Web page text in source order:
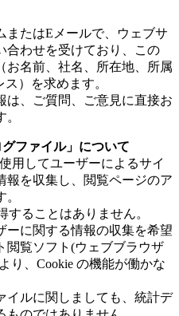
またはEメールで、ウェブサ
合わせを受けており、この
お名前、社名、所在地、所属
）を求めます。
は、ご質問、ご意見に直接お
グファイル」について
用してユーザーによるサイ
報を収集し、閲覧ページのア
することはありません。
ーに関する情報の収集を希望
閲覧ソフト(ウェブブラウザ
り、Cookie の機能が働かな
イルに関しましても、統計デ